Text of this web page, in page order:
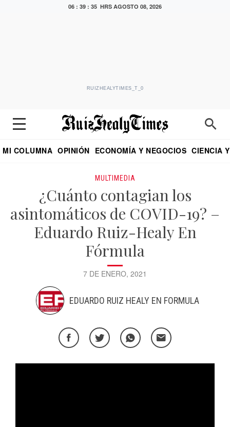
06 : 39 : 35 HRS AGOSTO 08, 2026
RUIZHEALYTIMES_T_0
MI COLUMNA OPINIÓN ECONOMÍA Y NEGOCIOS CIENCIA
MULTIMEDIA
¿Cuánto contagian los
asintomáticos de COVID-19? –
Eduardo Ruiz-Healy En
Fórmula
7 DE ENERO, 2021
EDUARDO RUIZ HEALY EN FORMULA